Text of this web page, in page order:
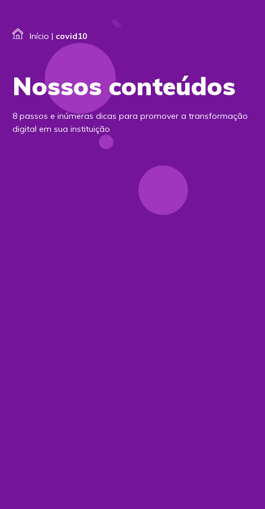
Início | covid10
Nossos conteúdos
8 passos e inúmeras dicas para promover a transformação
digital em sua instituição